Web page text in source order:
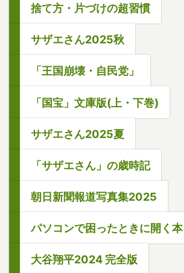
捨て方・片づけの超習慣
サザエさん2025秋
「王国崩壊・自民党」
「国宝」文庫版(上・下巻)
サザエさん2025夏
「サザエさん」の歳時記
朝日新聞報道写真集2025
パソコンで困ったときに開く本
大谷翔平2024 完全版